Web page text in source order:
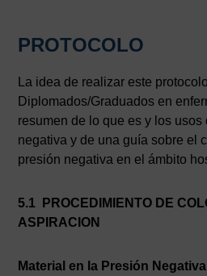
PROTOCOLO
La idea de realizar este
Diplomados/Graduados en
resumen de lo que es y los
negativa y de una guía sobre el
presión negativa en el ámbito
5.1 PROCEDIMIENTO DE
ASPIRACION
Material en la Presión Negativa